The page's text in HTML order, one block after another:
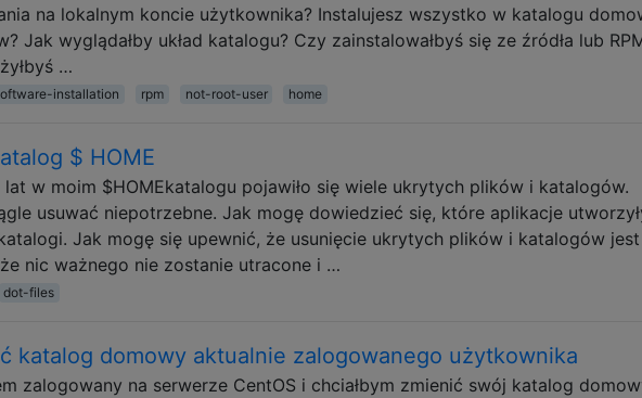
na lokalnym koncie użytkownika? Instalujesz wszystko w katalogu
Jak wyglądałby układ katalogu? Czy zainstalowałbyś się ze źródła lub
…
installation rpm not-root-user home
$ HOME
w moim $HOMEkatalogu pojawiło się wiele ukrytych plików i katalogów.
usuwać niepotrzebne. Jak mogę dowiedzieć się, które aplikacje
Jak mogę się upewnić, że usunięcie ukrytych plików i katalogów jest
nic ważnego nie zostanie utracone i …
dot-files
katalog domowy aktualnie zalogowanego użytkownika
zalogowany na serwerze CentOS i chciałbym zmienić swój katalog